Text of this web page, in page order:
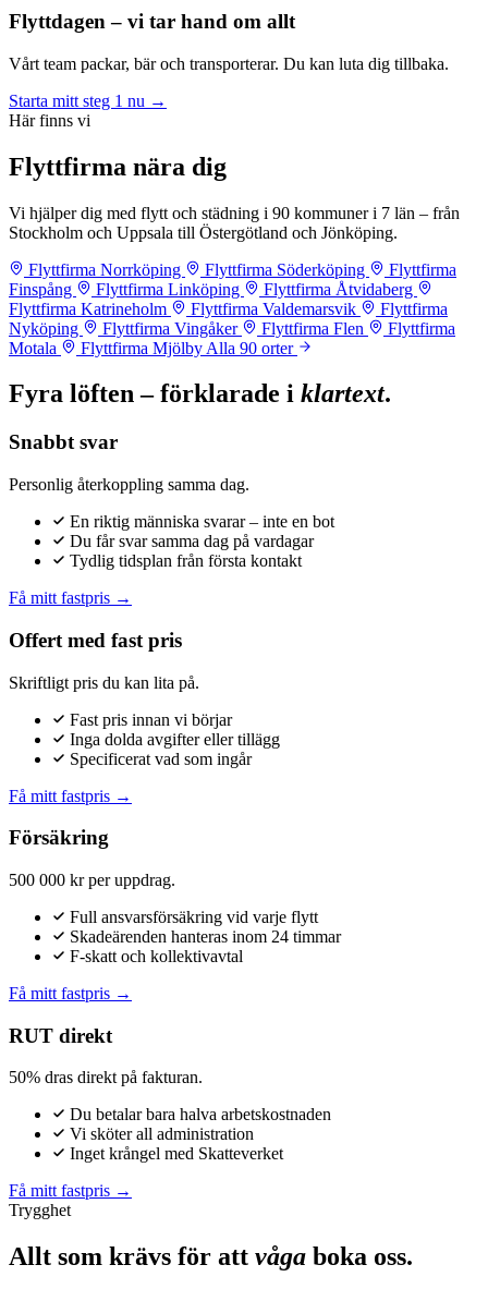
Flyttdagen – vi tar hand om allt
Vårt team packar, bär och transporterar. Du kan luta dig tillbaka.
Starta mitt steg 1 nu →
Här finns vi
Flyttfirma nära dig
Vi hjälper dig med flytt och städning i 90 kommuner i 7 län – från
Stockholm och Uppsala till Östergötland och Jönköping.
Flyttfirma Norrköping
Flyttfirma Söderköping
Flyttfirma
Finspång
Flyttfirma Linköping
Flyttfirma Åtvidaberg
Flyttfirma Katrineholm
Flyttfirma Valdemarsvik
Flyttfirma
Nyköping
Flyttfirma Vingåker Flyttfirma Flen
Flyttfirma
Motala
Flyttfirma Mjölby Alla 90 orter
Fyra löften – förklarade i klartext.
Snabbt svar
Personlig återkoppling samma dag.
En riktig människa svarar – inte en bot
Du får svar samma dag på vardagar
Tydlig tidsplan från första kontakt
Få mitt fastpris →
Offert med fast pris
Skriftligt pris du kan lita på.
Fast pris innan vi börjar
Inga dolda avgifter eller tillägg
Specificerat vad som ingår
Få mitt fastpris →
Försäkring
500 000 kr per uppdrag.
Full ansvarsförsäkring vid varje flytt
Skadeärenden hanteras inom 24 timmar
F-skatt och kollektivavtal
Få mitt fastpris →
RUT direkt
50% dras direkt på fakturan.
Du betalar bara halva arbetskostnaden
Vi sköter all administration
Inget krångel med Skatteverket
Få mitt fastpris →
Trygghet
Allt som krävs för att våga boka oss.